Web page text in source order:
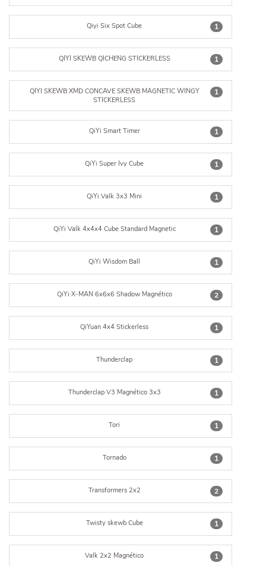
1
Qiyi Six Spot Cube
1
QIYI SKEWB QICHENG STICKERLESS
1
QIYI SKEWB XMD CONCAVE SKEWB MAGNETIC WINGY
STICKERLESS
1
QiYi Smart Timer
1
QiYi Super Ivy Cube
1
QiYi Valk 3x3 Mini
1
QiYi Valk 4x4x4 Cube Standard Magnetic
1
QiYi Wisdom Ball
2
QiYi·X-MAN 6x6x6 Shadow Magnético
1
QiYuan 4x4 Stickerless
1
Thunderclap
1
Thunderclap V3 Magnético 3x3
1
Tori
1
Tornado
2
Transformers 2x2
1
Twisty skewb Cube
1
Valk 2x2 Magnético